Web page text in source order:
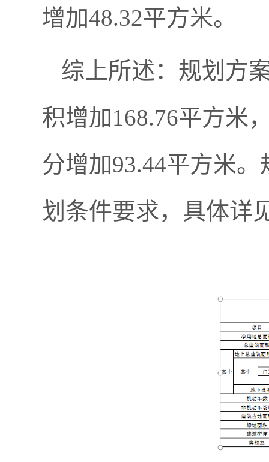
增加48.32平方米。
综上所述：规划方
积增加168.76平方米
分增加93.44平方米
划条件要求，具体详